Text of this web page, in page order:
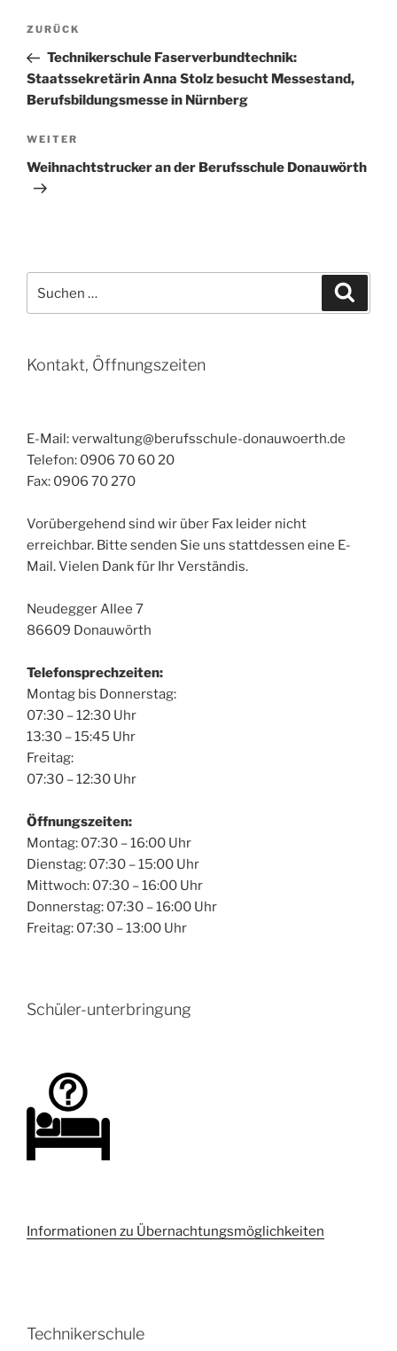
Beitragsnavigation
Vorheriger
Beitrag
ZURÜCK
Technikerschule Faserverbundtechnik:
Staatssekretärin Anna Stolz besucht Messestand,
Berufsbildungsmesse in Nürnberg
Nächster
Beitrag
WEITER
Weihnachtstrucker an der Berufsschule Donauwörth
nach:
Kontakt, Öffnungszeiten
E-Mail: verwaltung@berufsschule-donauwoerth.de
Telefon: 0906 70 60 20
Fax: 0906 70 270
Vorübergehend sind wir über Fax leider nicht
erreichbar. Bitte senden Sie uns stattdessen eine E-
Mail. Vielen Dank für Ihr Verständis.
Neudegger Allee 7
86609 Donauwörth
Telefonsprechzeiten:
Montag bis Donnerstag:
07:30 – 12:30 Uhr
13:30 – 15:45 Uhr
Freitag:
07:30 – 12:30 Uhr
Öffnungszeiten:
Montag: 07:30 – 16:00 Uhr
Dienstag: 07:30 – 15:00 Uhr
Mittwoch: 07:30 – 16:00 Uhr
Donnerstag: 07:30 – 16:00 Uhr
Freitag: 07:30 – 13:00 Uhr
Schüler-unterbringung
Informationen zu Übernachtungsmöglichkeiten
Technikerschule